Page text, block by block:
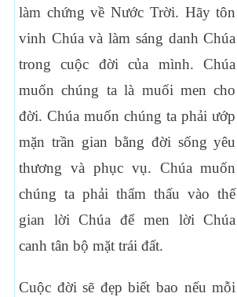
làm chứng về Nước Trời. Hãy tôn
vinh Chúa và làm sáng danh Chúa
trong cuộc đời của mình. Chúa
muốn chúng ta là muối men cho
đời. Chúa muốn chúng ta phải ướp
mặn trần gian bằng đời sống yêu
thương và phục vụ. Chúa muốn
chúng ta phải thẩm thấu vào thế
gian lời Chúa để men lời Chúa
canh tân bộ mặt trái đất.
Cuộc đời sẽ đẹp biết bao nếu mỗi